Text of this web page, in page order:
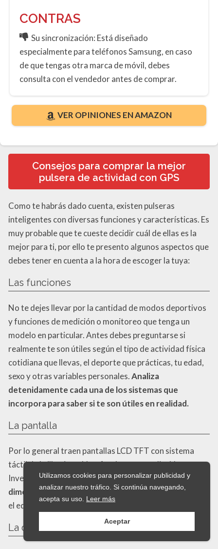
CONTRAS
Su sincronización: Está diseñado
especialmente para teléfonos Samsung, en caso
de que tengas otra marca de móvil, debes
consulta con el vendedor antes de comprar.
VER OPINIONES EN AMAZON
Consejos para comprar la mejor
pulsera de actividad con GPS
Como te habrás dado cuenta, existen pulseras
inteligentes con diversas funciones y características. Es
muy probable que te cueste decidir cuál de ellas es la
mejor para ti, por ello te presento algunos aspectos que
debes tener en cuenta a la hora de escoger la tuya:
Las funciones
No te dejes llevar por la cantidad de modos deportivos
y funciones de medición o monitoreo que tenga un
modelo en particular. Antes debes preguntarse si
realmente te son útiles según el tipo de actividad física
cotidiana que llevas, el deporte que prácticas, tu edad,
sexo y otras variables personales.Analiza
detenidamente cada una de los sistemas que
incorpora para saber si te son útiles en realidad.
La pantalla
Por lo general traen pantallas LCD TFT con sistema
táctil de brillo ajustable y fondos personalizables.
Investiga sobre lasensibilidad del displayy si tiene
dimensionesadecuadaspara que visualices y manejes
el equipo con comodidad.
La conectividad
Utilizamos cookies para personalizar publicidad y
analizar nuestro tráfico. Si continúa navegando,
acepta su uso. Leer más
Aceptar